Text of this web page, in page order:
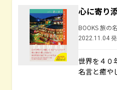
心に寄り
BOOKS 旅の
2022.11.04
世界を４０
名言と癒や